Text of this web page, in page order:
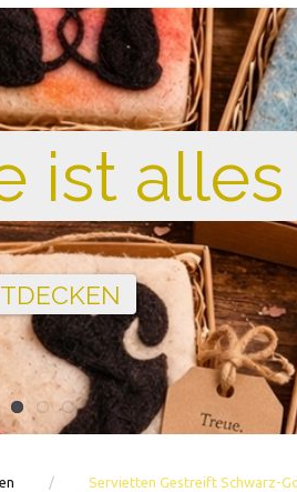
· Karten · Zahlen
ENTDECKEN
Servietten Gestreift Schwarz-